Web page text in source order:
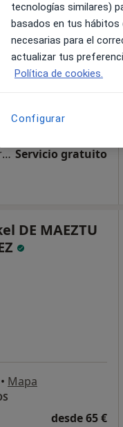
Pereda
más
opiniones
• Mapa
Primera visita informativa gratuita Servicio gratuito
DE MAEZTU
• Mapa
desde 65 €
tecnologías similares)
basados en tus hábitos
necesarias para el
actualizar tus
Política de cookies.
Configurar